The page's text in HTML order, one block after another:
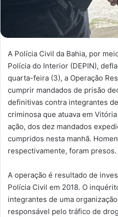
A Polícia Civil da Bahia, por
Polícia do Interior (DEPIN),
quarta-feira (3), a Operação
cumprir mandados de prisão
definitivas contra integrantes
criminosa que atuava em
ação, dos dez mandados
cumpridos nesta manhã.
respectivamente, foram presos.
A operação é resultado de
Polícia Civil em 2018. O
integrantes de uma
responsável pelo tráfico de